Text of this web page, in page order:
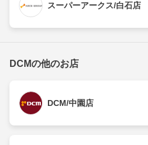
スーパーアークス/白石店
DCMの他のお店
DCM/中園店